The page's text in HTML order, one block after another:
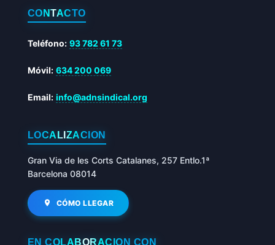
CONTACTO
Teléfono: 93 782 61 73
Móvil: 634 200 069
Email: info@adnsindical.org
LOCALIZACIÓN
Gran Via de les Corts Catalanes, 257 Entlo.1ª
Barcelona 08014
CÓMO LLEGAR
EN COLABORACIÓN CON